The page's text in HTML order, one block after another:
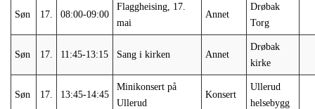
Søn 17. 08:00-09:00
Flaggheising, 17.
mai
Annet
Drøbak
Torg
Søn 17. 11:45-13:15 Sang i kirken Annet
Drøbak
kirke
Søn 17. 13:45-14:45
Minikonsert på
Ullerud
Konsert
Ullerud
helsebygg